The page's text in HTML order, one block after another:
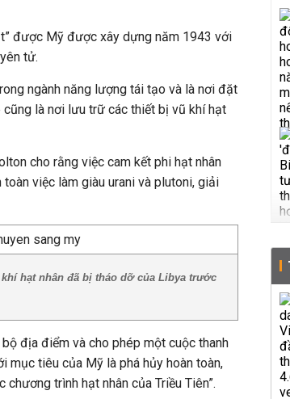
được Mỹ được xây dựng năm 1943 với
tử.
ngành năng lượng tái tạo và là nơi đặt
là nơi lưu trữ các thiết bị vũ khí hạt
cho rằng việc cam kết phi hạt nhân
việc làm giàu urani và plutoni, giải
hạt nhân đã bị tháo dỡ của Libya trước
địa điểm và cho phép một cuộc thanh
mục tiêu của Mỹ là phá hủy hoàn toàn,
trình hạt nhân của Triều Tiên”.